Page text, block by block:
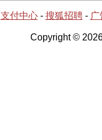
支付中心- 搜狐招聘-
Copyright ©